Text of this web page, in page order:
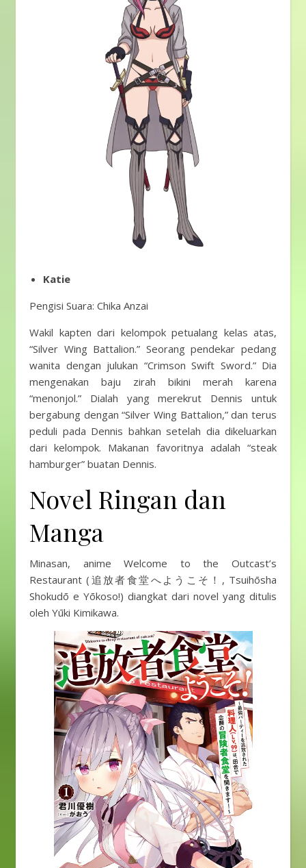
Katie
Pengisi Suara: Chika Anzai
Wakil kapten dari kelompok petualang kelas atas,
“Silver Wing Battalion.” Seorang pendekar pedang
wanita dengan julukan “Crimson Swift Sword.” Dia
mengenakan baju zirah bikini merah karena
“menonjol.” Dialah yang merekrut Dennis untuk
bergabung dengan “Silver Wing Battalion,” dan terus
peduli pada Dennis bahkan setelah dia dikeluarkan
dari kelompok. Makanan favoritnya adalah “steak
hamburger” buatan Dennis.
Novel Ringan dan
Manga
Minasan, anime Welcome to the Outcast’s
Restaurant (追放者食堂へようこそ！, Tsuihōsha
Shokudō e Yōkoso!) diangkat dari novel yang ditulis
oleh Yūki Kimikawa.